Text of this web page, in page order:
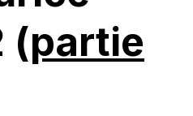
(partie